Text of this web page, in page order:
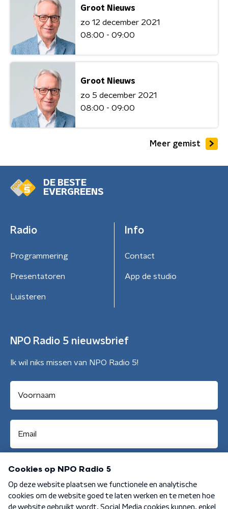
Groot Nieuws
zo 12 december 2021
08:00 - 09:00
Groot Nieuws
zo 5 december 2021
08:00 - 09:00
Meer gemist
DE BESTE
EVERGREENS
Radio
Programmering
Presentatoren
Luisteren
Info
Contact
App de studio
NPO Radio 5 nieuwsbrief
Ik wil niks missen van NPO Radio 5!
Aanmelden